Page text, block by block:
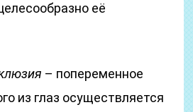
её
– попеременное
из глаз осуществляется